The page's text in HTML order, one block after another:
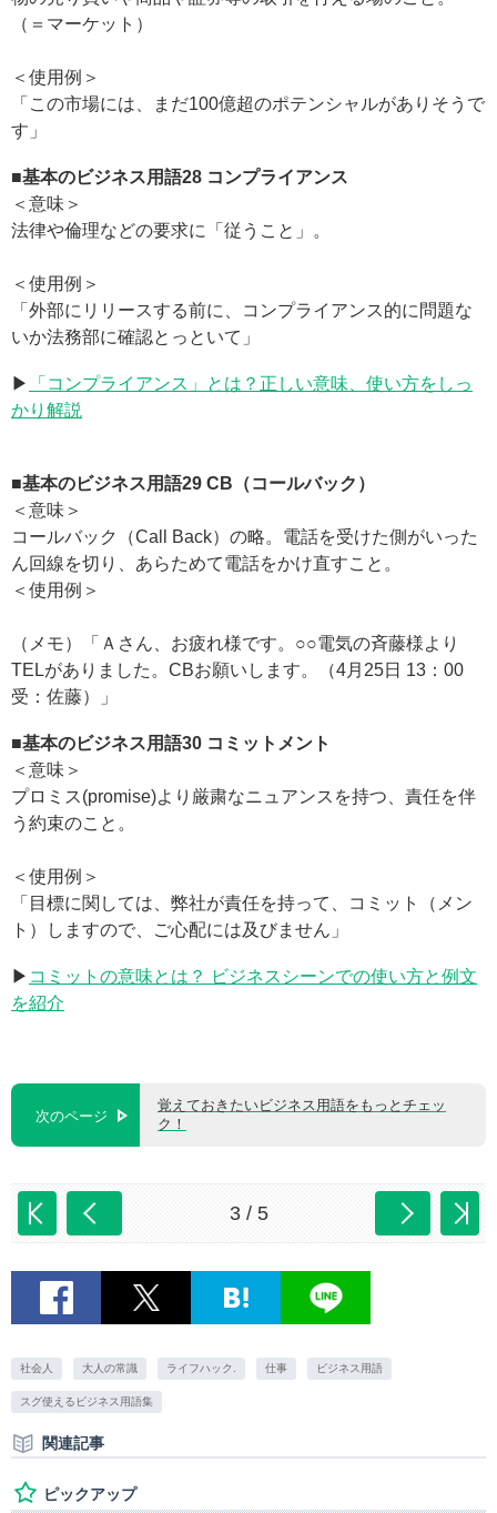
（＝マーケット）
＜使用例＞
「この市場には、まだ100億超のポテンシャルがありそうで
す」
■基本のビジネス用語28 コンプライアンス
＜意味＞
法律や倫理などの要求に「従うこと」。
＜使用例＞
「外部にリリースする前に、コンプライアンス的に問題な
いか法務部に確認とっといて」
▶
「コンプライアンス」とは？正しい意味、使い方をしっ
かり解説
■基本のビジネス用語29 CB（コールバック）
＜意味＞
コールバック（Call Back）の略。電話を受けた側がいった
ん回線を切り、あらためて電話をかけ直すこと。
＜使用例＞
（メモ）「Ａさん、お疲れ様です。○○電気の斉藤様より
TELがありました。CBお願いします。（4月25日 13：00
受：佐藤）」
■基本のビジネス用語30 コミットメント
＜意味＞
プロミス(promise)より厳粛なニュアンスを持つ、責任を伴
う約束のこと。
＜使用例＞
「目標に関しては、弊社が責任を持って、コミット（メン
ト）しますので、ご心配には及びません」
▶ コミットの意味とは？ ビジネスシーンでの使い方と例文
を紹介
次のページ
覚えておきたいビジネス用語をもっとチェッ
ク！
3 / 5
社会人 大人の常識 ライフハック. 仕事 ビジネス用語
スグ使えるビジネス用語集
関連記事
ピックアップ